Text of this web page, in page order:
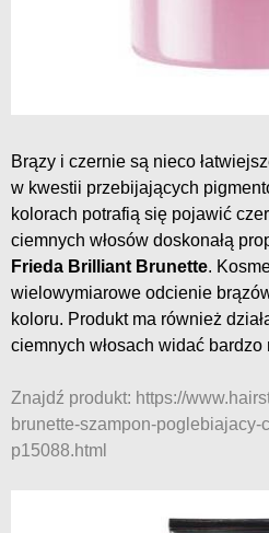
Brązy i czernie są nieco
w kwestii przebijających
kolorach potrafią się pojawić
ciemnych włosów doskonałą
Frieda Brilliant Brunette.
wielowymiarowe odcienie
koloru. Produkt ma również
ciemnych włosach widać bardzo
Znajdź produkt: https://
brunette-szampon-
p15088.html